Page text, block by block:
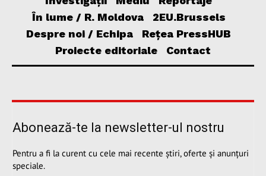
În lume / R. Moldova
2EU.Brussels
Despre noi / Echipa
Rețea PressHUB
Proiecte editoriale
Contact
Abonează-te la newsletter-ul nostru
Pentru a fi la curent cu cele mai recente știri, oferte și anunțuri
speciale.